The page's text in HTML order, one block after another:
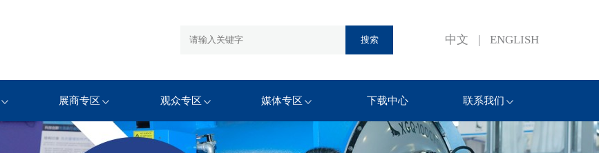
中文 | ENGLISH
展商专区 观众专区 媒体专区 下载中心 联系我们